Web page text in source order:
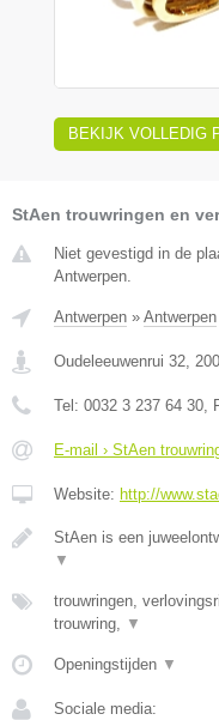
BEKIJK VOLLEDIG
StAen trouwringen en
Niet gevestigd in de
Antwerpen.
Antwerpen » Antwerpen
Oudeleeuwenrui 32,
Tel: 0032 3 237 64 30,
E-mail › StAen
Website: http://
StAen is een
▼
trouwringen,
trouwring, ▼
Openingstijden ▼
Sociale media: